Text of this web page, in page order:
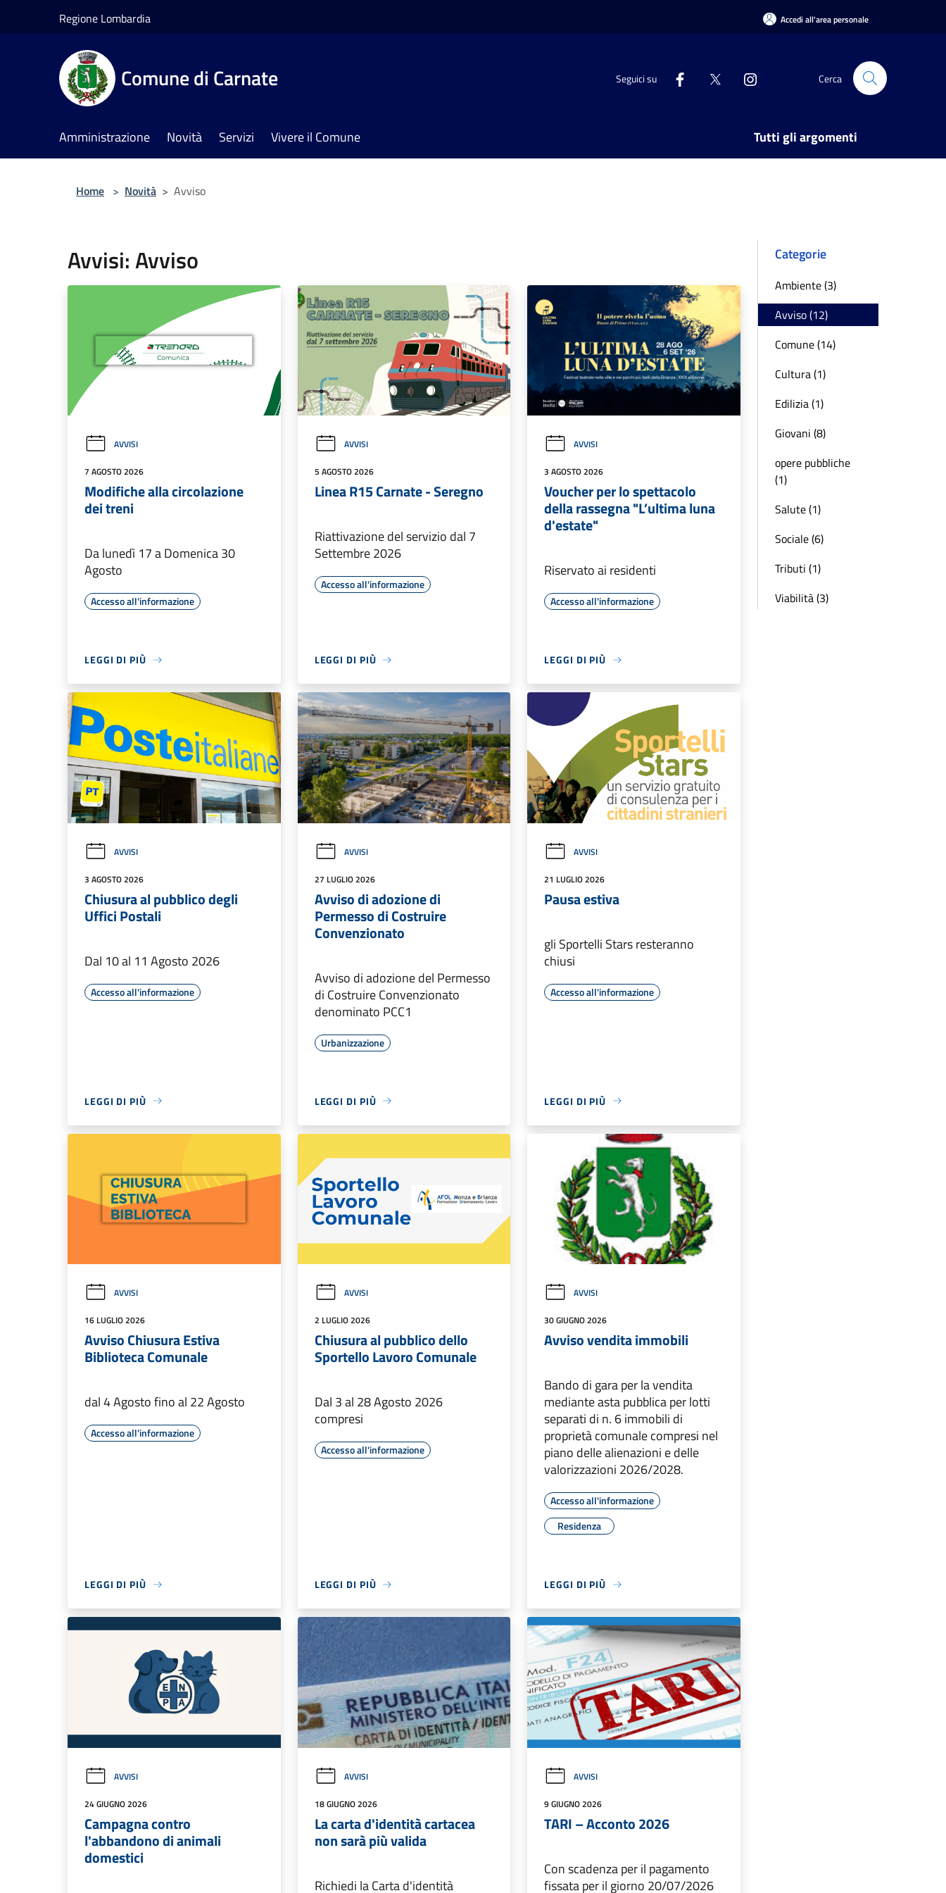
Regione Lombardia Accedi all'area personale
Comune di Carnate Seguici su Cerca
Amministrazione Novità Servizi Vivere il Comune Tutti gli argomenti
Home > Novità > Avviso
Avvisi: Avviso
AVVISI
7 AGOSTO 2026
Modifiche alla circolazione
dei treni
Da lunedì 17 a Domenica 30
Agosto
Accesso all'informazione
LEGGI DI PIÙ
AVVISI
5 AGOSTO 2026
Linea R15 Carnate - Seregno
Riattivazione del servizio dal 7
Settembre 2026
Accesso all'informazione
LEGGI DI PIÙ
AVVISI
3 AGOSTO 2026
Voucher per lo spettacolo
della rassegna "L’ultima luna
d'estate"
Riservato ai residenti
Accesso all'informazione
LEGGI DI PIÙ
AVVISI
3 AGOSTO 2026
Chiusura al pubblico degli
Uffici Postali
Dal 10 al 11 Agosto 2026
Accesso all'informazione
LEGGI DI PIÙ
AVVISI
27 LUGLIO 2026
Avviso di adozione di
Permesso di Costruire
Convenzionato
Avviso di adozione del Permesso
di Costruire Convenzionato
denominato PCC1
Urbanizzazione
LEGGI DI PIÙ
AVVISI
21 LUGLIO 2026
Pausa estiva
gli Sportelli Stars resteranno
chiusi
Accesso all'informazione
LEGGI DI PIÙ
AVVISI
16 LUGLIO 2026
Avviso Chiusura Estiva
Biblioteca Comunale
dal 4 Agosto fino al 22 Agosto
Accesso all'informazione
LEGGI DI PIÙ
AVVISI
2 LUGLIO 2026
Chiusura al pubblico dello
Sportello Lavoro Comunale
Dal 3 al 28 Agosto 2026
compresi
Accesso all'informazione
LEGGI DI PIÙ
AVVISI
30 GIUGNO 2026
Avviso vendita immobili
Bando di gara per la vendita
mediante asta pubblica per lotti
separati di n. 6 immobili di
proprietà comunale compresi nel
piano delle alienazioni e delle
valorizzazioni 2026/2028.
Accesso all'informazione
Residenza
LEGGI DI PIÙ
AVVISI
24 GIUGNO 2026
Campagna contro
l'abbandono di animali
domestici
AVVISI
18 GIUGNO 2026
La carta d'identità cartacea
non sarà più valida
Richiedi la Carta d'identità
AVVISI
9 GIUGNO 2026
TARI – Acconto 2026
Con scadenza per il pagamento
fissata per il giorno 20/07/2026
Categorie
Ambiente (3)
Avviso (12)
Comune (14)
Cultura (1)
Edilizia (1)
Giovani (8)
opere pubbliche
(1)
Salute (1)
Sociale (6)
Tributi (1)
Viabilità (3)